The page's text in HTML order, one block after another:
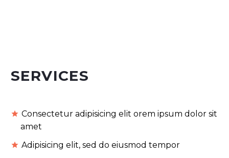
SERVICES
Consectetur adipisicing elit orem ipsum dolor sit
amet
Adipisicing elit, sed do eiusmod tempor